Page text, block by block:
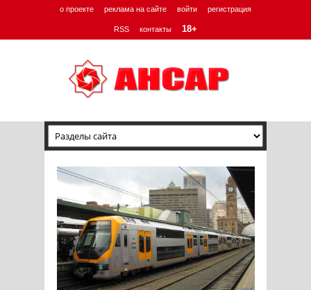
о проекте реклама на сайте войти регистрация
RSS контакты 18+